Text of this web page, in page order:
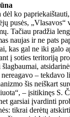
dėl ko
pusės, „Vlasavos“
Tačiau pradžia
naujas ir ne pats
kas gal ne iki galo
į soties teritoriją
– tekdavo
šis neiškart
– įsitikinęs S.
garsiai įvardinti
tikrai derėtų